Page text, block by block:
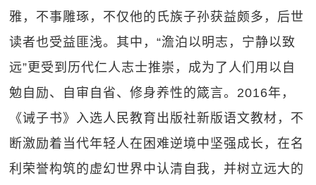
雅，不事雕琢，不仅他的氏族子孙获益颇多，后世
读者也受益匪浅。其中，“澹泊以明志，宁静以致
远”更受到历代仁人志士推崇，成为了人们用以自
勉自励、自审自省、修身养性的箴言。2016年，
《诫子书》入选人民教育出版社新版语文教材，不
断激励着当代年轻人在困难逆境中坚强成长，在名
利荣誉构筑的虚幻世界中认清自我，并树立远大的